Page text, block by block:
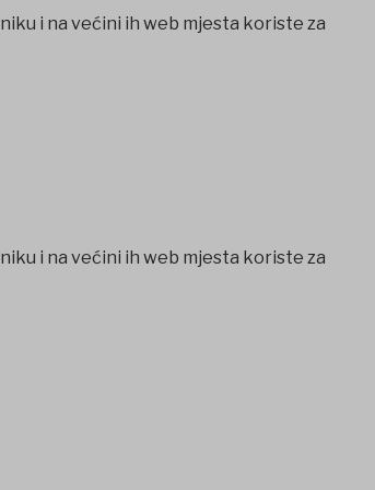
i na većini ih web mjesta koriste za
i na većini ih web mjesta koriste za